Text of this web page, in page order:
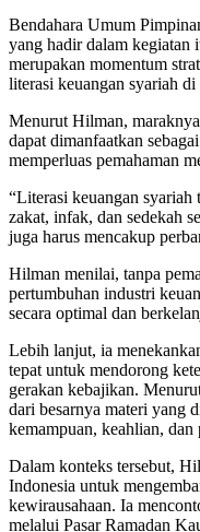
Bendahara Umum
yang hadir dalam kegiatan
merupakan momentum
literasi keuangan syariah di
Menurut Hilman,
dapat dimanfaatkan
memperluas pemahaman
“Literasi keuangan syariah
zakat, infak, dan sedekah
juga harus mencakup
Hilman menilai, tanpa
pertumbuhan industri
secara optimal dan
Lebih lanjut, ia
tepat untuk mendorong
gerakan kebajikan.
dari besarnya materi yang
kemampuan, keahlian,
Dalam konteks tersebut,
Indonesia untuk
kewirausahaan. Ia
melalui Pasar Ramadan